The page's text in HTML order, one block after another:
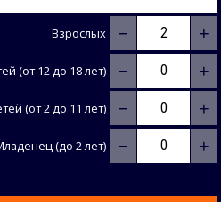
Взрослых − +
(от 12 до 18 лет) − +
(от 2 до 11 лет) − +
(до 2 лет) − +